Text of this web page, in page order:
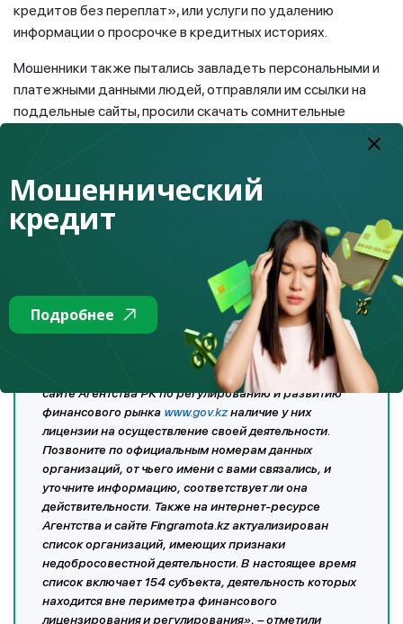
кредитов без переплат», или услуги по удалению
информации о просрочке в кредитных историях.
Мошенники также пытались завладеть персональными и
платежными данными людей, отправляли им ссылки на
поддельные сайты, просили скачать сомнительные
розыгрышами и предложениями высокого заработка на
онлайн-инвестиционных платформах. Участников
тренингов интересовали вопросы защиты от подобных
видов мошенничества, в том числе от финансовых
«Если к вам позвонили или написали якобы
сотрудники финансовых организаций, не стоит с
ними взаимодействовать. Сперва перепроверьте на
сайте Агентства РК по регулированию и развитию
финансового рынка www.gov.kzналичие у них
лицензии на осуществление своей деятельности.
Позвоните по официальным номерам данных
организаций, от чьего имени с вами связались, и
уточните информацию, соответствует ли она
действительности. Также на интернет-ресурсе
Агентства и сайте Fingramota.kz актуализирован
список организаций, имеющих признаки
недобросовестной деятельности. В настоящее время
список включает 154 субъекта, деятельность которых
находится вне периметра финансового
лицензирования и регулирования», – отметили
Мошеннический
кредит
Подробнее